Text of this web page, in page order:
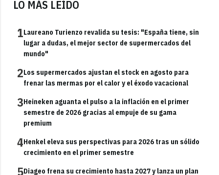
LO MÁS LEÍDO
1Laureano Turienzo revalida su tesis: "España tiene, sin
lugar a dudas, el mejor sector de supermercados del
mundo"
2Los supermercados ajustan el stock en agosto para
frenar las mermas por el calor y el éxodo vacacional
3Heineken aguanta el pulso a la inflación en el primer
semestre de 2026 gracias al empuje de su gama
premium
4Henkel eleva sus perspectivas para 2026 tras un sólido
crecimiento en el primer semestre
5Diageo frena su crecimiento hasta 2027 y lanza un plan